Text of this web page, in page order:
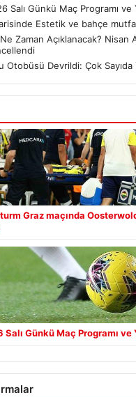
Günkü Maç Programı ve
Estetik ve bahçe
Zaman Açıklanacak? Nisan
Otobüsü Devrildi: Çok Sayıda
Graz maçında
Günkü Maç Programı ve